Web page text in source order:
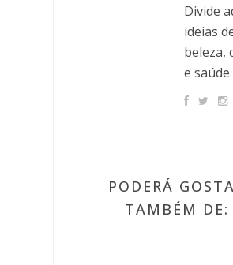
Divide
ideias
beleza,
e saúde.
PODERÁ
TAMBÉM DE: